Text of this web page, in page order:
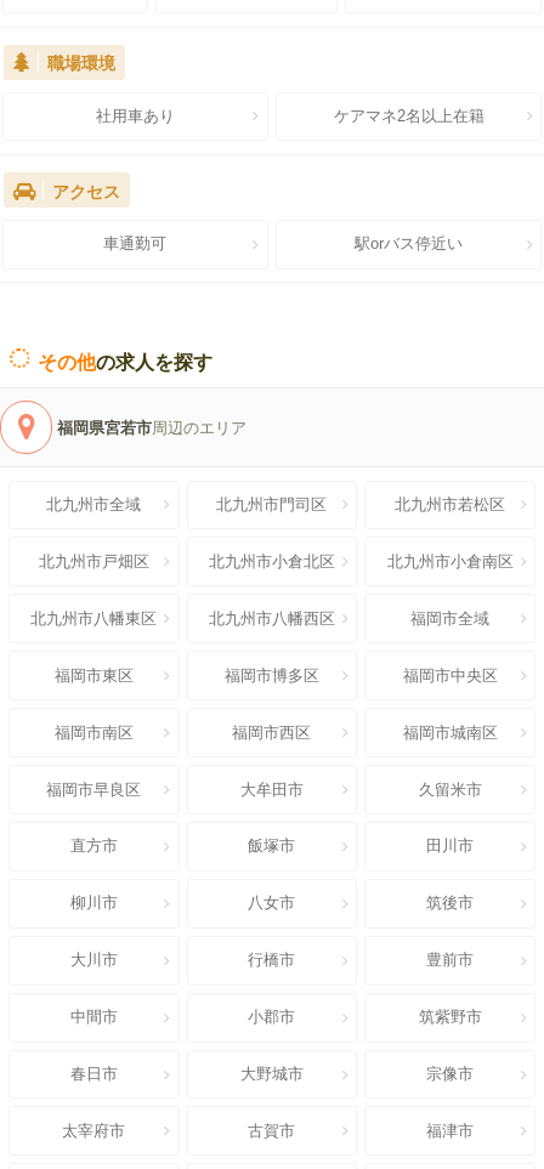
職場環境
社用車あり ケアマネ2名以上在籍
アクセス
車通勤可 駅orバス停近い
その他の求人を探す
福岡県宮若市周辺のエリア
北九州市全域 北九州市門司区 北九州市若松区
北九州市戸畑区 北九州市小倉北区 北九州市小倉南区
北九州市八幡東区 北九州市八幡西区 福岡市全域
福岡市東区 福岡市博多区 福岡市中央区
福岡市南区 福岡市西区 福岡市城南区
福岡市早良区 大牟田市 久留米市
直方市 飯塚市 田川市
柳川市 八女市 筑後市
大川市 行橋市 豊前市
中間市 小郡市 筑紫野市
春日市 大野城市 宗像市
太宰府市 古賀市 福津市